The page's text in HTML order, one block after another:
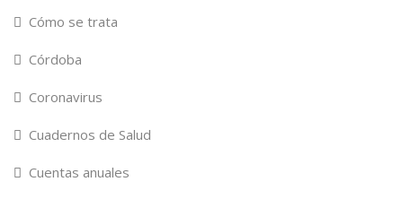
Cómo se trata
Córdoba
Coronavirus
Cuadernos de Salud
Cuentas anuales